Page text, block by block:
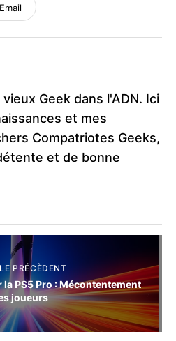
Email
Geek dans l'ADN. Ici
et mes
Compatriotes Geeks,
et de bonne
PRÉCÈDENT
PS5 Pro : Mécontentement
joueurs